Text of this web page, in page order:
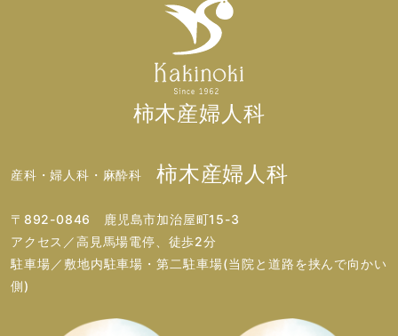
柿木産婦人科
産科・婦人科・麻酔科 柿木産婦人科
〒892-0846 鹿児島市加治屋町15-3
アクセス／高見馬場電停、徒歩2分
駐車場／敷地内駐車場・第二駐車場(当院と道路を挟んで向かい
側)